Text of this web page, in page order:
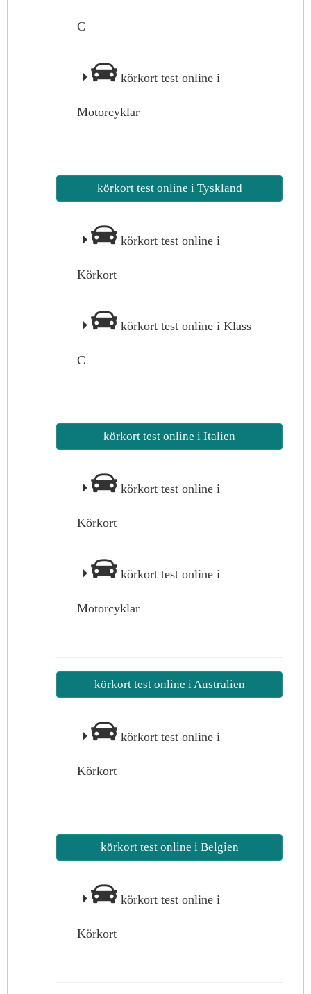
C
körkort test online i
Motorcyklar
körkort test online i Tyskland
körkort test online i
Körkort
körkort test online i Klass
C
körkort test online i Italien
körkort test online i
Körkort
körkort test online i
Motorcyklar
körkort test online i Australien
körkort test online i
Körkort
körkort test online i Belgien
körkort test online i
Körkort